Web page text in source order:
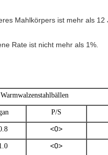
Mahlkörpers ist mehr als 12
Rate ist nicht mehr als 1%.
P/S
<0>
<0>